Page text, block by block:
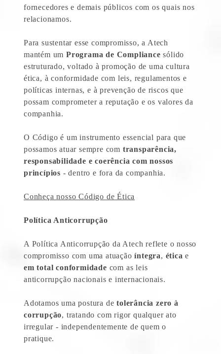
fornecedores e demais públicos com os quais nos
relacionamos.
Para sustentar esse compromisso, a Atech
mantém umPrograma de Compliance sólido
estruturado, voltado à promoção de uma cultura
ética, à conformidade com leis, regulamentos e
políticas internas, e à prevenção de riscos que
possam comprometer a reputação e os valores da
companhia.
O Código é um instrumento essencial para que
possamos atuar sempre com transparência,
responsabilidade e coerência com nossos
princípios - dentro e fora da companhia.
Conheça nosso Código de Ética
Política Anticorrupção
A Política Anticorrupção da Atech reflete o nosso
compromisso com uma atuaçãoíntegra, ética e
em total conformidade com as leis
anticorrupção nacionais e internacionais.
Adotamos uma postura detolerância zero à
corrupção, tratando com rigor qualquer ato
irregular - independentemente de quem o
pratique.